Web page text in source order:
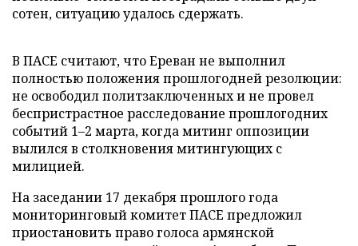
сотен, ситуацию удалось сдержать.
В ПАСЕ считают, что Ереван не выполнил
полностью положения прошлогодней резолюции:
не освободил политзаключенных и не провел
беспристрастное расследование прошлогодних
событий 1–2 марта, когда митинг оппозиции
вылился в столкновения митингующих с
милицией.
На заседании 17 декабря прошлого года
мониторинговый комитет ПАСЕ предложил
приостановить право голоса армянской